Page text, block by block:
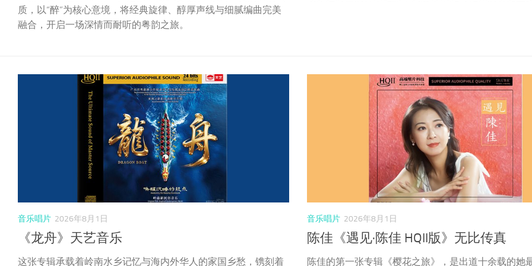
质，以“醉”为核心意境，将经典旋律、醇厚声线与细腻编曲完美
融合，开启一场深情而耐听的粤韵之旅。
音乐唱片 2026年8月1日
《龙舟》天艺音乐
这张专辑承载着岭南水乡记忆与海内外华人的家国乡愁，镌刻着
音乐唱片 2026年8月1日
陈佳《遇见·陈佳 HQII版》无比传真
陈佳的第一张专辑《樱花之旅》，是出道十余载的她